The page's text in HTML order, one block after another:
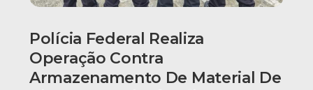
Polícia Federal Realiza
Operação Contra
Armazenamento De Material De